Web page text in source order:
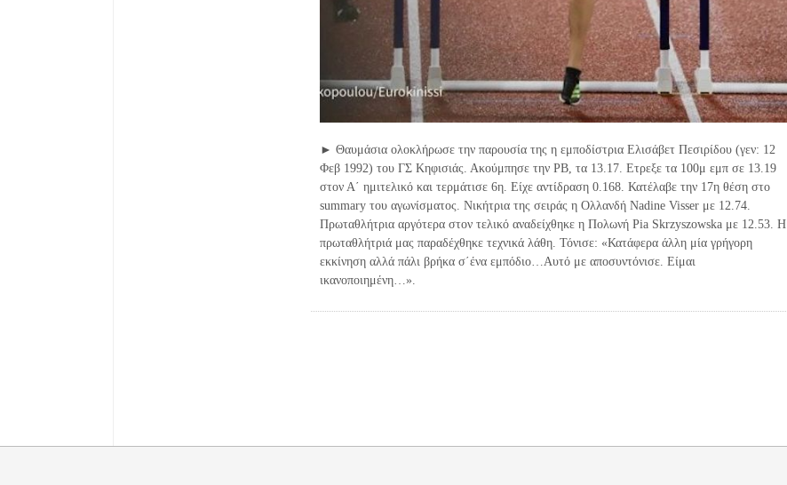
► Θαυμάσια ολοκλήρωσε την παρουσία της η εμποδίστρια Ελισάβετ Πεσιρίδου (γεν: 12
Φεβ 1992) του ΓΣ Κηφισιάς. Ακούμπησε την ΡΒ, τα 13.17. Ετρεξε τα 100μ εμπ σε 13.19
στον Α΄ ημιτελικό και τερμάτισε 6η. Είχε αντίδραση 0.168. Κατέλαβε την 17η θέση στο
summary του αγωνίσματος. Νικήτρια της σειράς η Ολλανδή Nadine Visser με 12.74.
Πρωταθλήτρια αργότερα στον τελικό αναδείχθηκε η Πολωνή Pia Skrzyszowska με 12.53. Η
πρωταθλήτριά μας παραδέχθηκε τεχνικά λάθη. Τόνισε: «Κατάφερα άλλη μία γρήγορη
εκκίνηση αλλά πάλι βρήκα σ΄ένα εμπόδιο…Αυτό με αποσυντόνισε. Είμαι
ικανοποιημένη…».